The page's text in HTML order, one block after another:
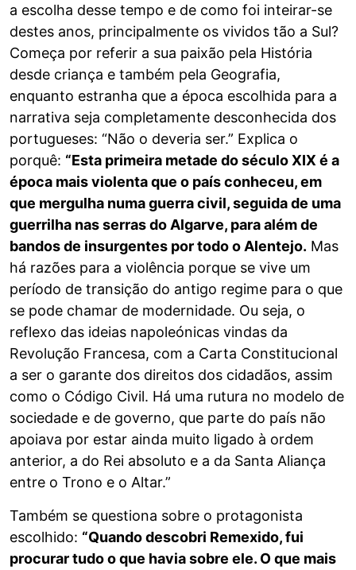
a escolha desse tempo e de como foi inteirar-se
destes anos, principalmente os vividos tão a Sul?
Começa por referir a sua paixão pela História
desde criança e também pela Geografia,
enquanto estranha que a época escolhida para a
narrativa seja completamente desconhecida dos
portugueses: “Não o deveria ser.” Explica o
porquê: “Esta primeira metade do século XIX é a
época mais violenta que o país conheceu, em
que mergulha numa guerra civil, seguida de uma
guerrilha nas serras do Algarve, para além de
bandos de insurgentes por todo o Alentejo. Mas
há razões para a violência porque se vive um
período de transição do antigo regime para o que
se pode chamar de modernidade. Ou seja, o
reflexo das ideias napoleónicas vindas da
Revolução Francesa, com a Carta Constitucional
a ser o garante dos direitos dos cidadãos, assim
como o Código Civil. Há uma rutura no modelo de
sociedade e de governo, que parte do país não
apoiava por estar ainda muito ligado à ordem
anterior, a do Rei absoluto e a da Santa Aliança
entre o Trono e o Altar.”
Também se questiona sobre o protagonista
escolhido: “Quando descobri Remexido, fui
procurar tudo o que havia sobre ele. O que mais